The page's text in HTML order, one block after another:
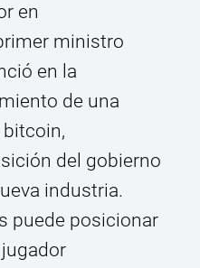
en
ministro
en la
de una
del gobierno
industria.
puede posicionar